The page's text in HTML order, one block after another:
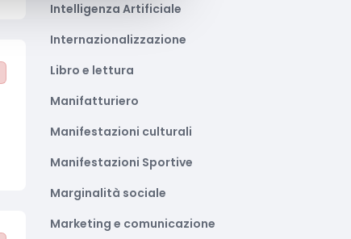
Intelligenza Artificiale
Internazionalizzazione
Libro e lettura
Manifatturiero
Manifestazioni culturali
Manifestazioni Sportive
Marginalità sociale
Marketing e comunicazione